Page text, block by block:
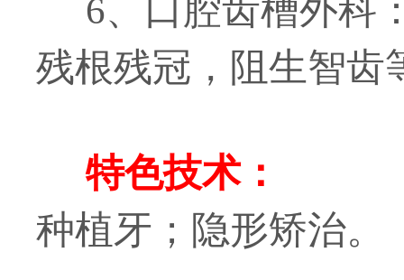
6、口腔齿槽外科
残根残冠，阻生智齿
特色技术：
种植牙；隐形矫治。